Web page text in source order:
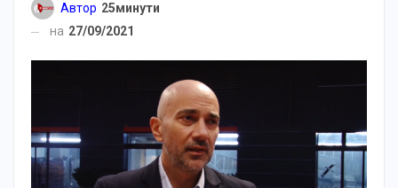
Автор 25минути
на 27/09/2021